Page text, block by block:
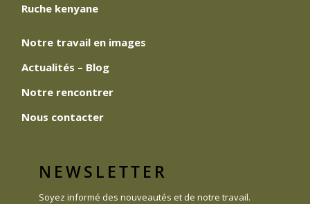
Ruche kenyane
Notre travail en images
Actualités – Blog
Notre rencontrer
Nous contacter
NEWSLETTER
Soyez informé des nouveautés et de notre travail.